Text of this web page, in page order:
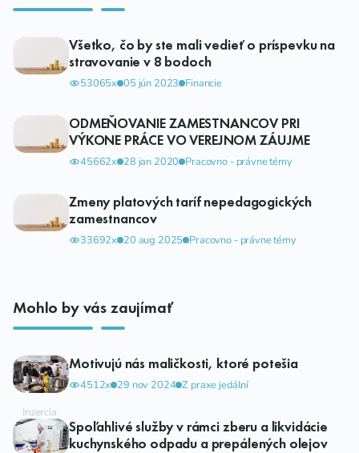
Všetko, čo by ste mali vedieť o príspevku na
stravovanie v 8 bodoch
53065x 05 jún 2023 Financie
ODMEŇOVANIE ZAMESTNANCOV PRI
VÝKONE PRÁCE VO VEREJNOM ZÁUJME
45662x 28 jan 2020 Pracovno - právne témy
Zmeny platových taríf nepedagogických
zamestnancov
33692x 20 aug 2025 Pracovno - právne témy
Mohlo by vás zaujímať
Motivujú nás maličkosti, ktoré potešia
4512x 29 nov 2024 Z praxe jedální
Spoľahlivé služby v rámci zberu a likvidácie
kuchynského odpadu a prepálených olejov